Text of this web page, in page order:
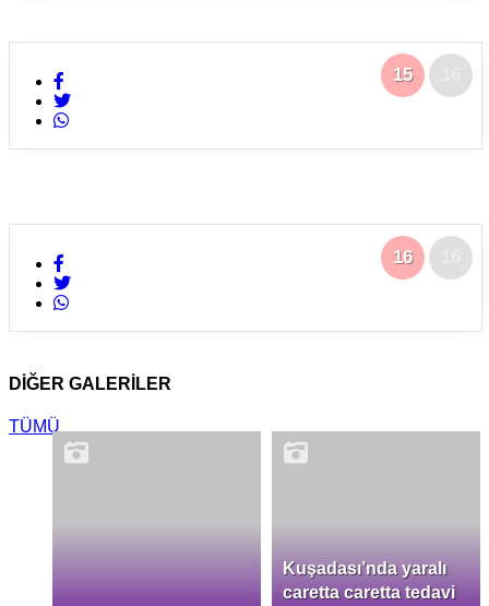
15
16
DİĞER GALERİLER
TÜMÜ
Kuşadası’nda yaralı
caretta caretta tedavi